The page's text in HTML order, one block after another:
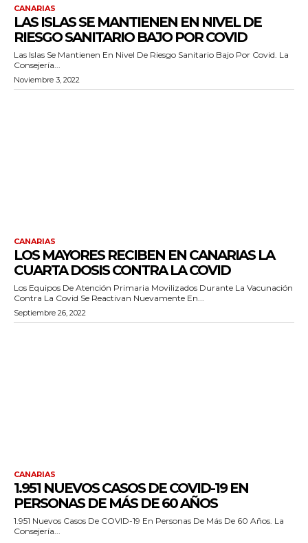
CANARIAS
LAS ISLAS SE MANTIENEN EN NIVEL DE
RIESGO SANITARIO BAJO POR COVID
Las Islas Se Mantienen En Nivel De Riesgo Sanitario Bajo Por Covid. La
Consejería...
Noviembre 3, 2022
CANARIAS
LOS MAYORES RECIBEN EN CANARIAS LA
CUARTA DOSIS CONTRA LA COVID
Los Equipos De Atención Primaria Movilizados Durante La Vacunación
Contra La Covid Se Reactivan Nuevamente En...
Septiembre 26, 2022
CANARIAS
1.951 NUEVOS CASOS DE COVID-19 EN
PERSONAS DE MÁS DE 60 AÑOS
1.951 Nuevos Casos De COVID-19 En Personas De Más De 60 Años. La
Consejería...